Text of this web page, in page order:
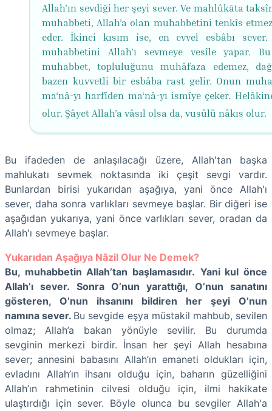
Allah’ın sevdiği her şeyi sever. Ve mahlûkāta
muhabbeti, Allah’a olan muhabbetini tenkîs
eder. İkinci kısım ise, en evvel esbâbı
muhabbetini Allah’ı sevmeye vesîle yapar. Bu
muhabbet, topluluğunu muhâfaza edemez,
bazen kuvvetli bir esbâba rast gelir. Onun
ma‘nâ-yı harfîden ma‘nâ-yı ismîye çeker.
olur. Şâyet Allah’a vâsıl olsa da, vusûlü nâkıs olur.
Bu ifadeden de anlaşılacağı üzere, Allah'tan başka
mahlukatı sevmek noktasında iki çeşit sevgi vardır.
Bunlardan birisi yukarıdan aşağıya, yani önce Allah'ı
sever, daha sonra varlıkları sevmeye başlar. Bir diğeri ise
aşağıdan yukarıya, yani önce varlıkları sever, oradan da
Allah'ı sevmeye başlar.
Yukarıdan Aşağıya Nâzil Olur Ne Demek?
Bu, muhabbetin Allah’tan başlamasıdır. Yani kul önce
Allah’ı sever. Sonra O’nun yarattığı, O’nun sanatını
gösteren, O’nun ihsanını bildiren her şeyi O’nun
namına sever. Bu sevgide eşya müstakil mahbub, sevilen
olmaz; Allah’a bakan yönüyle sevilir. Bu durumda
sevginin merkezi birdir. İnsan her şeyi Allah hesabına
sever; annesini babasını Allah’ın emaneti oldukları için,
evladını Allah’ın ihsanı olduğu için, baharın güzelliğini
Allah’ın rahmetinin cilvesi olduğu için, ilmi hakikate
ulaştırdığı için sever. Böyle olunca bu sevgiler Allah'a